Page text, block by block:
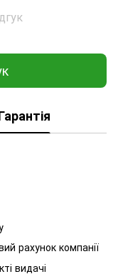
рахунок компанії
видачі